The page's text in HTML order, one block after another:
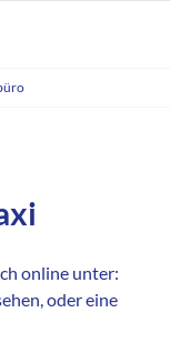
online unter:
oder eine